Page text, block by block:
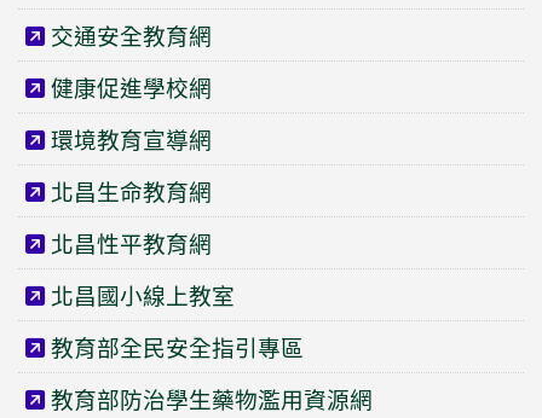
交通安全教育網
健康促進學校網
環境教育宣導網
北昌生命教育網
北昌性平教育網
北昌國小線上教室
教育部全民安全指引專區
教育部防治學生藥物濫用資源網